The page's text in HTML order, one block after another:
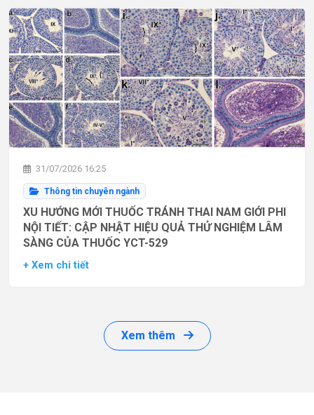
31/07/2026 16:25
Thông tin chuyên ngành
XU HƯỚNG MỚI THUỐC TRÁNH THAI NAM GIỚI PHI
NỘI TIẾT: CẬP NHẬT HIỆU QUẢ THỬ NGHIỆM LÂM
SÀNG CỦA THUỐC YCT-529
+ Xem chi tiết
Xem thêm